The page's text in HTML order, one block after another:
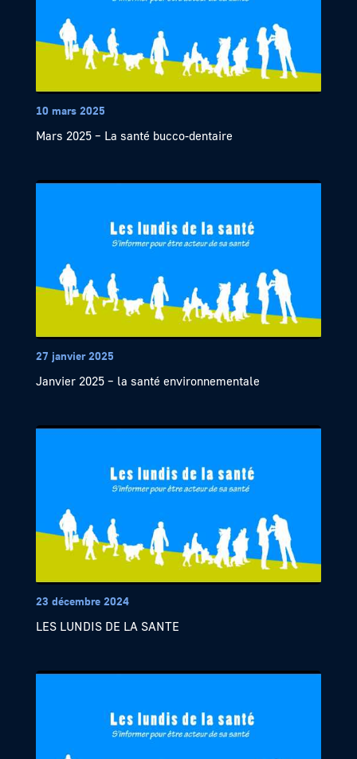
10 mars 2025
Mars 2025 – La santé bucco-dentaire
27 janvier 2025
Janvier 2025 – la santé environnementale
23 décembre 2024
LES LUNDIS DE LA SANTE